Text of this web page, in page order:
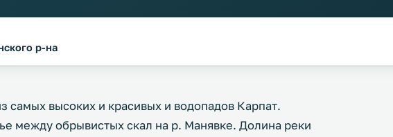
р-на
самых высоких и красивых и водопадов Карпат.
между обрывистых скал на р. Манявке. Долина реки